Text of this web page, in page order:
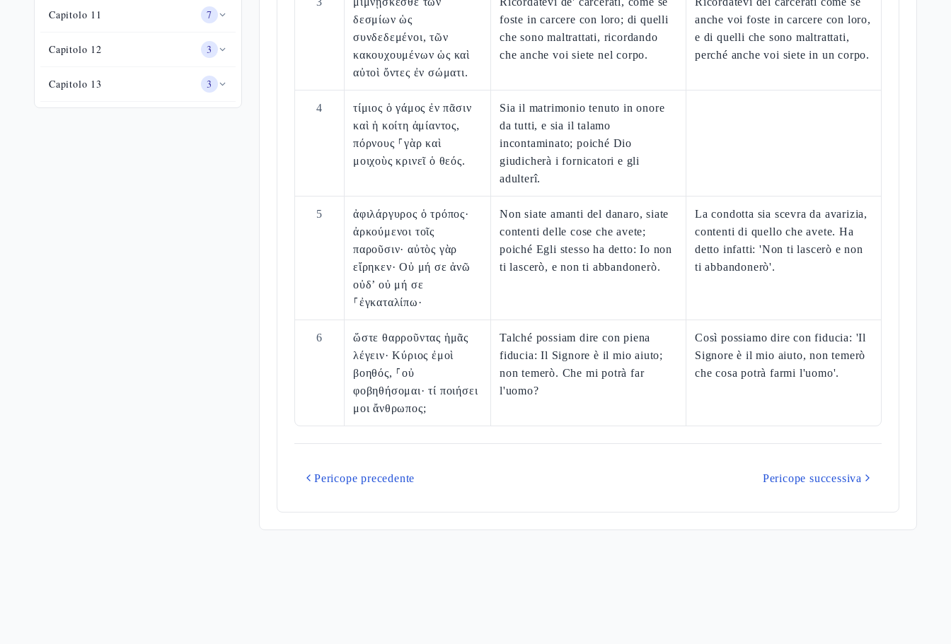
Capitolo 11 7
Capitolo 12 3
Capitolo 13 3
δεσμίων ὡς
συνδεδεμένοι, τῶν
κακουχουμένων ὡς καὶ
αὐτοὶ ὄντες ἐν σώματι.
foste in carcere con loro; di quelli
che sono maltrattati, ricordando
che anche voi siete nel corpo.
anche voi foste in carcere con loro,
e di quelli che sono maltrattati,
perché anche voi siete in un corpo.
4
τίμιος ὁ γάμος ἐν πᾶσιν
καὶ ἡ κοίτη ἀμίαντος,
πόρνους ⸀γὰρ καὶ
μοιχοὺς κρινεῖ ὁ θεός.
Sia il matrimonio tenuto in onore
da tutti, e sia il talamo
incontaminato; poiché Dio
giudicherà i fornicatori e gli
adulterî.
5
ἀφιλάργυρος ὁ τρόπος·
ἀρκούμενοι τοῖς
παροῦσιν· αὐτὸς γὰρ
εἴρηκεν· Οὐ μή σε ἀνῶ
οὐδ’ οὐ μή σε
⸀ἐγκαταλίπω·
Non siate amanti del danaro, siate
contenti delle cose che avete;
poiché Egli stesso ha detto: Io non
ti lascerò, e non ti abbandonerò.
La condotta sia scevra da avarizia,
contenti di quello che avete. Ha
detto infatti: 'Non ti lascerò e non
ti abbandonerò'.
6
ὥστε θαρροῦντας ἡμᾶς
λέγειν· Κύριος ἐμοὶ
βοηθός, ⸀οὐ
φοβηθήσομαι· τί ποιήσει
μοι ἄνθρωπος;
Talché possiam dire con piena
fiducia: Il Signore è il mio aiuto;
non temerò. Che mi potrà far
l'uomo?
Così possiamo dire con fiducia: 'Il
Signore è il mio aiuto, non temerò
che cosa potrà farmi l'uomo'.
Pericope precedente Pericope successiva